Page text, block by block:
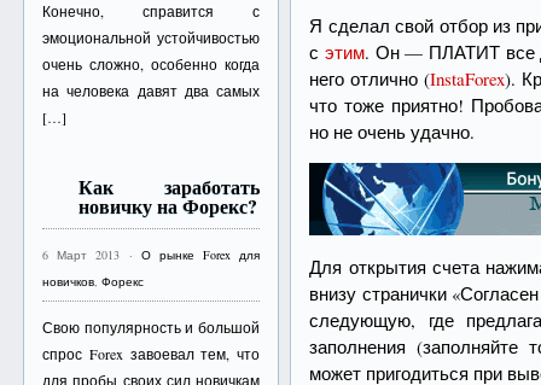
Конечно, справится с
эмоциональной устойчивостью
очень сложно, особенно когда
на человека давят два самых
[…]
Как заработать
новичку на Форекс?
6 Март 2013 · О рынке Forex для
новичков,Форекс
Свою популярность и большой
спрос Forex завоевал тем, что
для пробы своих сил новичкам
Я сделал свой отбор из
сэтим. Он — ПЛАТИТ все
него отлично (InstaForex).
что тоже приятно!
но не очень удачно.
Для открытия счета
внизу странички
следующую, где
заполнения (заполняйте
может пригодиться при